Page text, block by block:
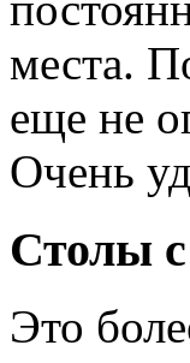
места.
еще не
Очень
Столы
Это